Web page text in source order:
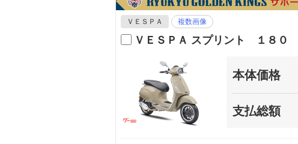
ＶＥＳＰＡ 複数画像
ＶＥＳＰＡ スプリント １８０
本体価格
支払総額